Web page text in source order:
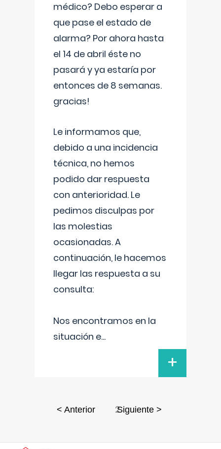
médico? Debo esperar a
que pase el estado de
alarma? Por ahora hasta
el 14 de abril éste no
pasará y ya estaría por
entonces de 8 semanas.
gracias!
Le informamos que,
debido a una incidencia
técnica, no hemos
podido dar respuesta
con anterioridad. Le
pedimos disculpas por
las molestias
ocasionadas. A
continuación, le hacemos
llegar las respuesta a su
consulta:
Nos encontramos en la
situación e...
+
< Anterior 2Siguiente >